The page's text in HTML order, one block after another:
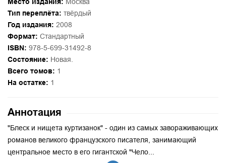
Место издания: Москва
Тип переплёта: твёрдый
Год издания: 2008
Формат: Стандартный
ISBN: 978-5-699-31492-8
Состояние: Новая.
Всего томов: 1
На остатке: 1
Аннотация
"Блеск и нищета куртизанок" - один из самых завораживающих
романов великого французского писателя, занимающий
центральное место в его гигантской "Чело...